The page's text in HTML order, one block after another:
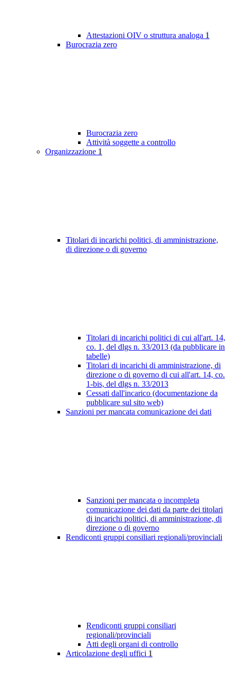
Attestazioni OIV o struttura analoga 1
Burocrazia zero
Burocrazia zero
Attività soggette a controllo
Organizzazione 1
Titolari di incarichi politici, di amministrazione,
di direzione o di governo
Titolari di incarichi politici di cui all'art. 14,
co. 1, del dlgs n. 33/2013 (da pubblicare in
tabelle)
Titolari di incarichi di amministrazione, di
direzione o di governo di cui all'art. 14, co.
1-bis, del dlgs n. 33/2013
Cessati dall'incarico (documentazione da
pubblicare sul sito web)
Sanzioni per mancata comunicazione dei dati
Sanzioni per mancata o incompleta
comunicazione dei dati da parte dei titolari
di incarichi politici, di amministrazione, di
direzione o di governo
Rendiconti gruppi consiliari regionali/provinciali
Rendiconti gruppi consiliari
regionali/provinciali
Atti degli organi di controllo
Articolazione degli uffici 1